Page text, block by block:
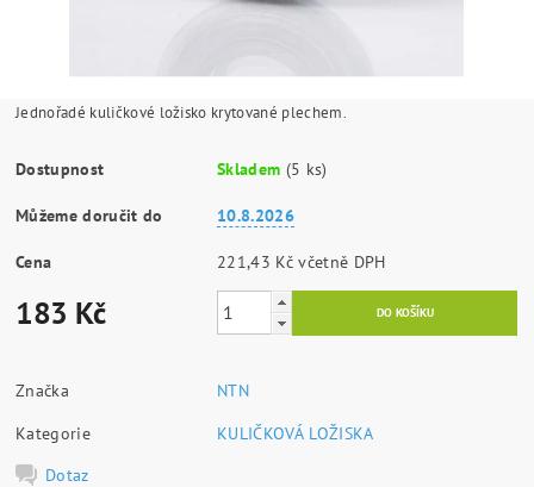
Jednořadé kuličkové ložisko krytované plechem.
Dostupnost Skladem (5 ks)
Můžeme doručit do 10.8.2026
Cena 221,43 Kč včetně DPH
183 Kč
Značka
NTN
Kategorie
KULIČKOVÁ LOŽISKA
Dotaz